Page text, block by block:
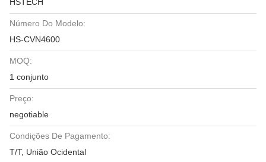
Número Do Modelo:
HS-CVN4600
MOQ:
1 conjunto
Preço:
negotiable
Condições De Pagamento:
T/T, União Ocidental